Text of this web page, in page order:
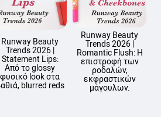
Runway Beauty
Trends 2026 |
Statement Lips:
Από το glossy
φυσικό look στα
blurred reds
Runway Beauty
Trends 2026 |
Romantic Flush: Η
επιστροφή των
ροδαλών,
εκφραστικών
μάγουλων.